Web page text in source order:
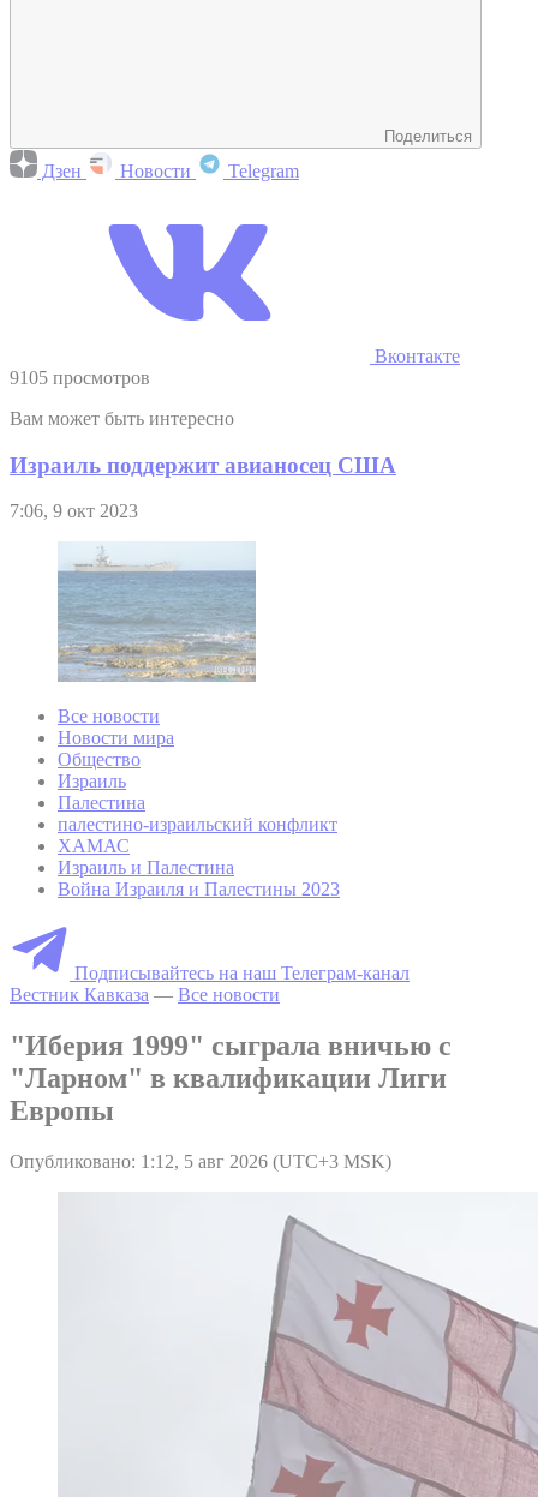
Поделиться
Дзен Новости Telegram
Вконтакте
9105 просмотров
Вам может быть интересно
Израиль поддержит авианосец США
7:06, 9 окт 2023
Все новости
Новости мира
Общество
Израиль
Палестина
палестино-израильский конфликт
ХАМАС
Израиль и Палестина
Война Израиля и Палестины 2023
Подписывайтесь на наш Телеграм-канал
Вестник Кавказа — Все новости
"Иберия 1999" сыграла вничью с
"Ларном" в квалификации Лиги
Европы
Опубликовано: 1:12, 5 авг 2026 (UTC+3 MSK)